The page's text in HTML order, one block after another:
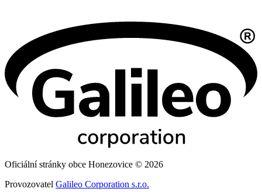
Oficiální stránky obce Honezovice © 2026
Provozovatel Galileo Corporation s.r.o.